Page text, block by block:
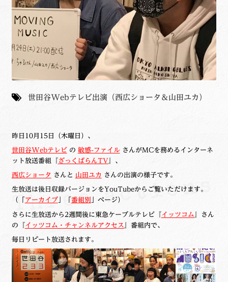
世田谷Webテレビ出演（西広ショータ＆山田ユカ）
昨日10月15日（木曜日）、
世田谷Webテレビの 敏感-ファイルさんがMCを務めるインターネ
ット放送番組『ざっくばらんTV』、
西広ショータ さんと 山田ユカ さんの出演の様子です。
生放送は後日収録バージョンをYouTubeからご覧いただけます。
（「 アーカイブ」「 番組別 」ページ）
さらに生放送から2週間後に東急ケーブルテレビ『イッツコム 』さん
の『イッツコム・チャンネルアクセス 』番組内で、
毎日リピート放送されます。